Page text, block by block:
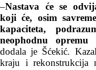
–Nastava će se
koji će, osim
kapaciteta,
neophodnu opremu
dodala je Šćekić.
kraju i rekonstrukcija